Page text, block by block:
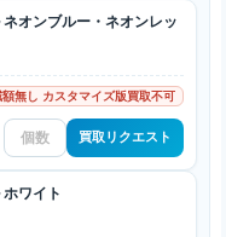
オンブルー・ネオンレッ
額無し カスタマイズ版買取不可
買取リクエスト
ワイト